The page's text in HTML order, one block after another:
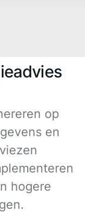
op
en
hogere